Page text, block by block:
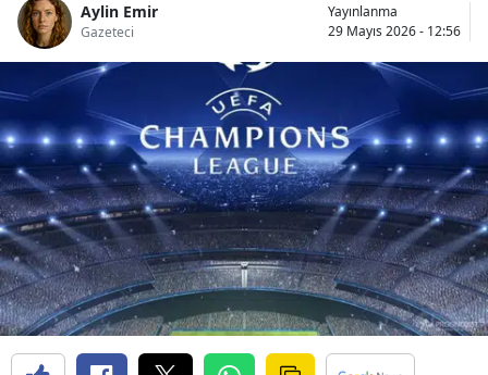
Aylin Emir
Gazeteci
Yayınlanma
29 Mayıs 2026 - 12:56